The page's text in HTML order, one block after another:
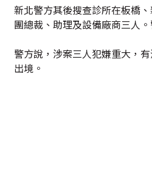
新北警方其後搜查診所在板橋
團總裁、助理及設備廠商三人
警方說，涉案三人犯嫌重大，
出境。